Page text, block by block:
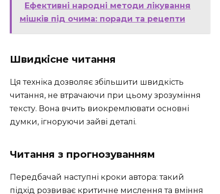
Ефективні народні методи лікування
мішків під очима: поради та рецепти
Швидкісне читання
Ця техніка дозволяє збільшити швидкість
читання, не втрачаючи при цьому зрозуміння
тексту. Вона вчить виокремлювати основні
думки, ігноруючи зайві деталі.
Читання з прогнозуванням
Передбачай наступні кроки автора: такий
підхід розвиває критичне мислення та вміння